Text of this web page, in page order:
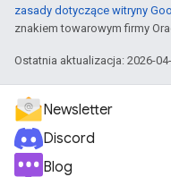
zasady dotyczące witryny
znakiem towarowym firmy
Ostatnia aktualizacja: 2026-
Newsletter
Discord
Blog